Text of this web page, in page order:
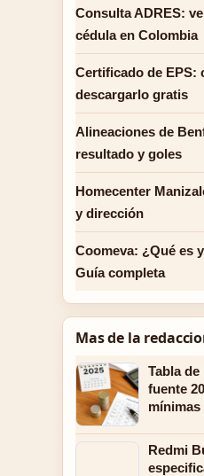
Consulta ADRES:
cédula en Colombia
Certificado de EPS:
descargarlo gratis
Alineaciones de
resultado y goles
Homecenter
y dirección
Coomeva: ¿Qué es
Guía completa
Mas de la
Tabla
fuente
mínimas
Redmi